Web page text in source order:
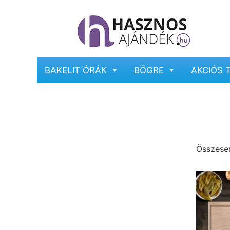
BAKELIT ÓRÁK BÖGRE AKCIÓS